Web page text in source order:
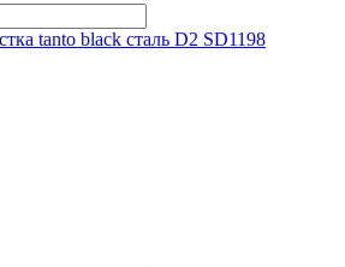
tanto black сталь D2 SD1198